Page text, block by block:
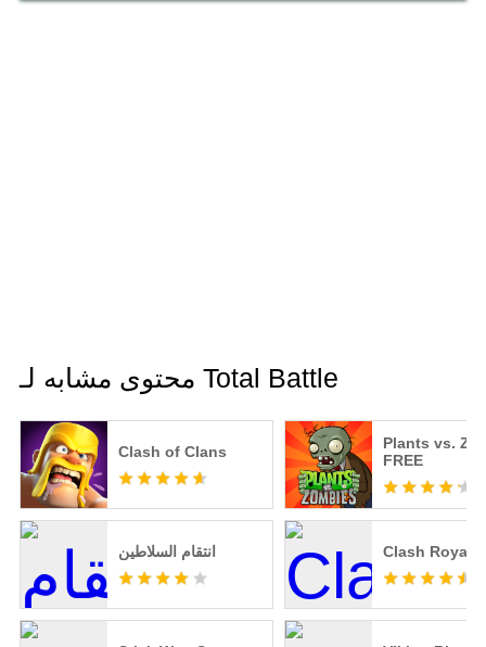
محتوى مشابه لـ Total Battle
Clash of Clans
Plants vs.
FREE
انتقام السلاطين Clash Royale